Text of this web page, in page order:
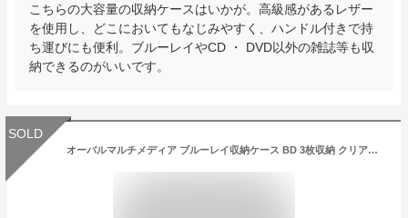
こちらの大容量の収納ケースはいかが。高級感があるレザー
を使用し、どこにおいてもなじみやすく、ハンドル付きで持
ち運びにも便利。ブルーレイやCD ・ DVD以外の雑誌等も収
納できるのがいいです。
SOLD
オーバルマルチメディア ブルーレイ収納ケース BD 3枚収納 クリアブルー 14.5mm厚 Blu-rayDiscロゴ有 3個